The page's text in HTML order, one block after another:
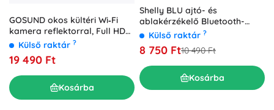
GOSUND okos kültéri Wi‑Fi
kamera reflektorral, Full HD
1080p, IP65, Tuya
Külső raktár ?
19 490 Ft
Kosárba
Shelly BLU ajtó- és
ablakérzékelő Bluetooth-
kapcsolattal, fekete
Külső raktár ?
8 750 Ft10 490 Ft
Kosárba